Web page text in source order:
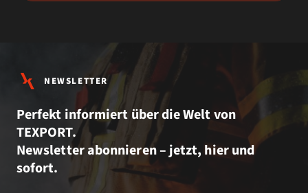
NEWSLETTER
Perfekt informiert über die Welt von
TEXPORT.
Newsletter abonnieren – jetzt, hier und
sofort.